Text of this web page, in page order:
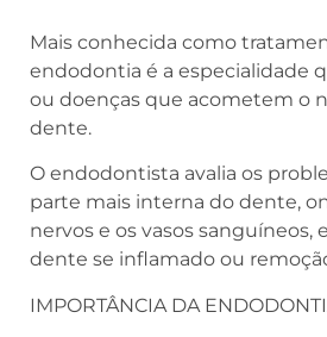
Mais conhecida como
endodontia é a especialidade
ou doenças que acometem o
dente.
O endodontista avalia os
parte mais interna do dente,
nervos e os vasos sanguíneos,
dente se inflamado ou
IMPORTÂNCIA DA